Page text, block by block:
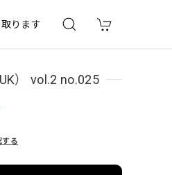
ります
） vol.2 no.025
する